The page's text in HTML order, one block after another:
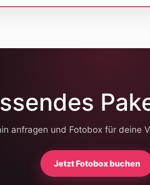
anfragen und Fotobox für deine
Jetzt Fotobox buchen